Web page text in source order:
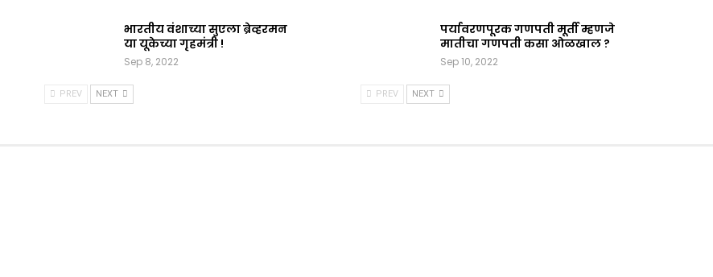
भारतीय वंशाच्या सुएला ब्रेव्हरमन
या यूकेच्या गृहमंत्री !
Sep 8, 2022
PREV NEXT
पर्यावरणपूरक गणपती मूर्ती म्हणजे
मातीचा गणपती कसा ओळखाल ?
Sep 10, 2022
PREV NEXT